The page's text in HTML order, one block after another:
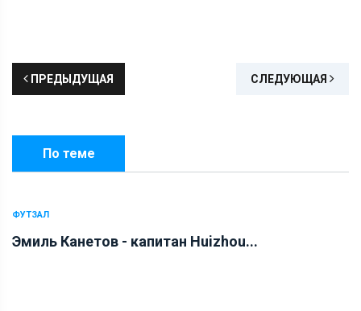
ПРЕДЫДУЩАЯ СЛЕДУЮЩАЯ
По теме
ФУТЗАЛ
Эмиль Канетов - капитан Huizhou...